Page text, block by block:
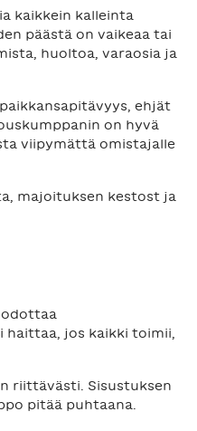
kaikkein kalleinta
päästä on vaikeaa tai
huoltoa, varaosia ja
ehjät
on hyvä
viipymättä omistajalle
majoituksen kestost ja
odottaa
jos kaikki toimii,
riittävästi. Sisustuksen
pitää puhtaana.